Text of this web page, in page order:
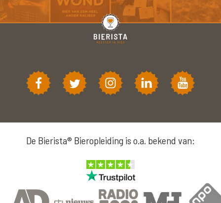
De Bierista® Bieropleiding is o.a. bekend van: